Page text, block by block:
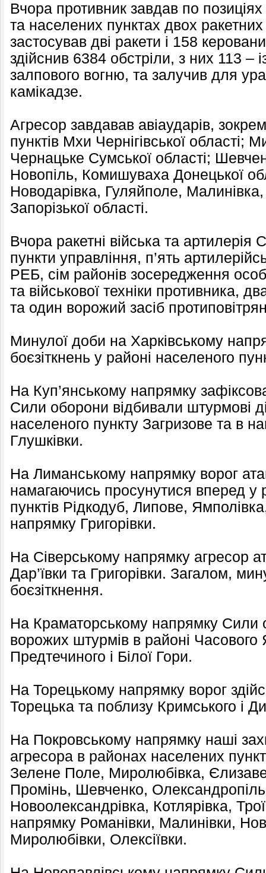
Вчора противник завдав по позиціях
та населених пунктах двох ракетних
застосував дві ракети і 158
здійснив 6384 обстріли, з них 113 –
залпового вогню, та залучив для
камікадзе.
Агресор завдавав авіаударів,
пунктів Мхи Чернігівської області;
Чернацьке Сумської області;
Новопіль, Комишуваха Донецької
Новодарівка, Гуляйполе, Малинівка,
Запорізької області.
Вчора ракетні війська та
пункти управління, п’ять
РЕБ, сім районів зосередження
та військової техніки противника,
та один ворожий засіб
Минулої доби на Харківському
боєзіткнень у районі населеного
На Куп’янському напрямку
Сили оборони відбивали штурмові
населеного пункту Загризове та в
Глушківки.
На Лиманському напрямку ворог
намагаючись просунутися вперед у
пунктів Рідкодуб, Липове,
напрямку Григорівки.
На Сіверському напрямку агресор
Дар’ївки та Григорівки. Загалом,
боєзіткнення.
На Краматорському напрямку Сили
ворожих штурмів в районі Часового
Предтечиного і Білої Гори.
На Торецькому напрямку ворог
Торецька та поблизу Кримського і
На Покровському напрямку наші
агресора в районах населених
Зелене Поле, Миролюбівка,
Промінь, Шевченко,
Новоолександрівка, Котлярівка,
напрямку Романівки, Малинівки,
Миролюбівки, Олексіївки.